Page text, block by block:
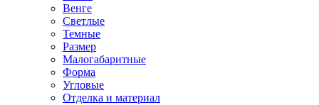
Венге
Светлые
Темные
Размер
Малогабаритные
Форма
Угловые
Отделка и материал